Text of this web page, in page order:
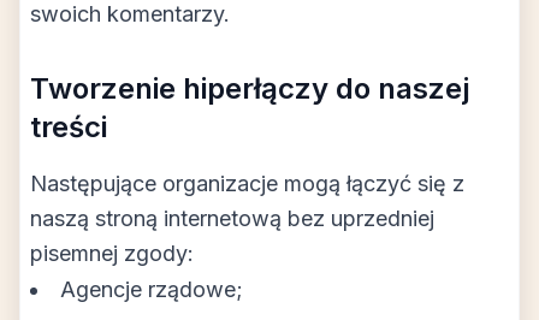
swoich komentarzy.
Tworzenie hiperłączy do naszej
treści
Następujące organizacje mogą łączyć się z
naszą stroną internetową bez uprzedniej
pisemnej zgody:
Agencje rządowe;